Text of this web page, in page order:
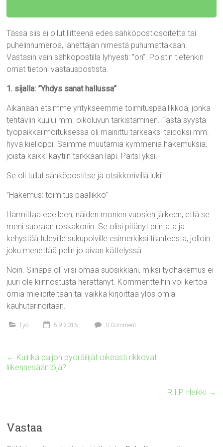
Tässä siis ei ollut liitteenä edes sähköpostiosoitetta tai
puhelinnumeroa, lähettäjän nimestä puhumattakaan.
Vastasin vain sähköpostilla lyhyesti: ”on”. Poistin tietenkin
omat tietoni vastauspostista.
1. sijalla: ”Yhdys sanat hallussa”
Aikanaan etsimme yritykseemme toimituspäällikköä, jonka
tehtäviin kuului mm. oikoluvun tarkistaminen. Tästä syystä
työpaikkailmoituksessa oli mainittu tärkeäksi taidoksi mm.
hyvä kielioppi. Saimme muutamia kymmeniä hakemuksia,
joista kaikki käytiin tarkkaan läpi. Paitsi yksi.
Se oli tullut sähköpostitse ja otsikkorivillä luki:
”Hakemus: toimitus päällikkö”
Harmittaa edelleen, näiden monien vuosien jälkeen, että se
meni suoraan roskakoriin. Se olisi pitänyt printata ja
kehystää tuleville sukupolville esimerkiksi tilanteesta, jolloin
joku menettää pelin jo aivan kättelyssä.
Noin. Siinäpä oli viisi omaa suosikkiani, miksi työhakemus ei
juuri ole kiinnostusta herättänyt. Kommentteihin voi kertoa
omia mielipiteitään tai vaikka kirjoittaa ylös omia
kauhutarinoitaan.
Työ 5.9.2016 0 Comment
← Kuinka paljon pyöräilijät oikeasti rikkovat
liikennesääntöjä?
R.I.P. Heikki →
Vastaa